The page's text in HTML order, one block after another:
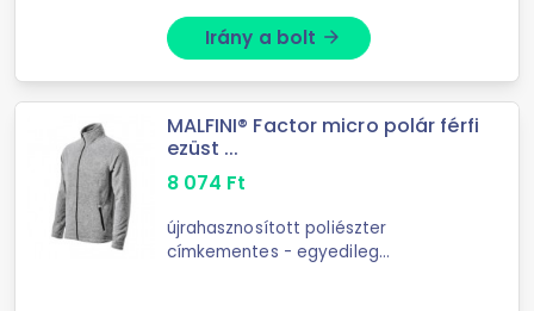
Irány a bolt arrow_forward
MALFINI® Factor micro polár férfi
ezüst ...
8 074 Ft
újrahasznosított poliészter
címkementes - egyedileg